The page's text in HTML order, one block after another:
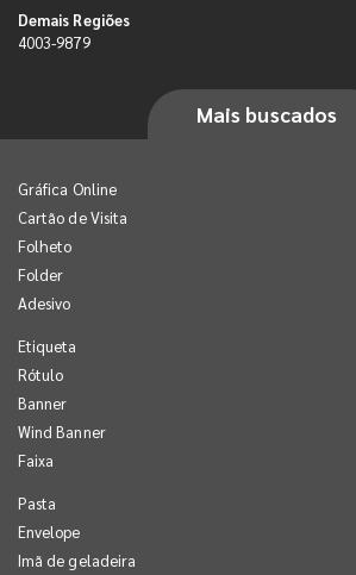
Demais Regiões
4003-9879
Mais buscados
Gráfica Online
Cartão de Visita
Folheto
Folder
Adesivo
Etiqueta
Rótulo
Banner
Wind Banner
Faixa
Pasta
Envelope
Imã de geladeira